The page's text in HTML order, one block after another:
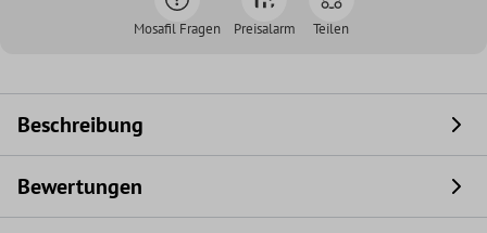
Mosafil Fragen Preisalarm Teilen
Beschreibung
Bewertungen